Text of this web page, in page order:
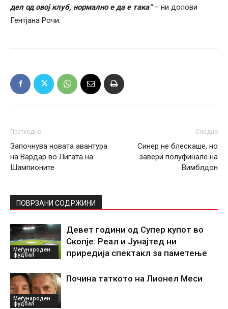
дел од овој клуб, нормално е да е така“– ни долови
Гентјана Рочи.
Претходно
Започнува новата авантура
на Вардар во Лигата на
Шампионите
Следно
Синер не блескаше, но
завери полуфинале на
Вимблдон
ПОВРЗАНИ СОДРЖИНИ
Меѓународен
фудбал
Девет години од Супер купот во
Скопје: Реал и Јунајтед ни
приредија спектакл за паметење
Меѓународен
фудбал
Почина таткото на Лионел Меси